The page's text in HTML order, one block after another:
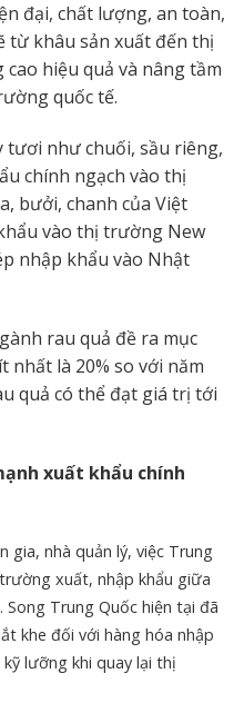
đại, chất lượng, an toàn,
từ khâu sản xuất đến thị
hiệu quả và nâng tầm
quốc tế.
tươi như chuối, sầu riêng,
chính ngạch vào thị
bưởi, chanh của Việt
vào thị trường New
nhập khẩu vào Nhật
rau quả đề ra mục
là 20% so với năm
quả có thể đạt giá trị tới
xuất khẩu chính
gia, nhà quản lý, việc Trung
xuất, nhập khẩu giữa
Trung Quốc hiện tại đã
khe đối với hàng hóa nhập
lưỡng khi quay lại thị